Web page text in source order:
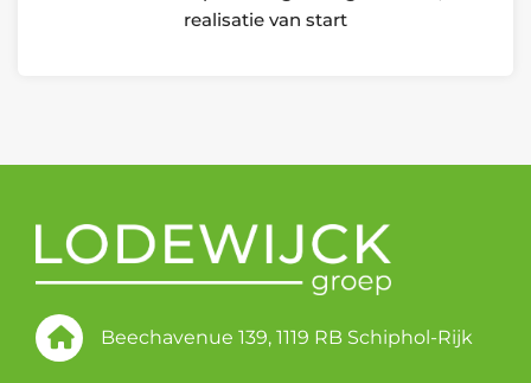
realisatie van start
Beechavenue 139, 1119 RB Schiphol-Rijk